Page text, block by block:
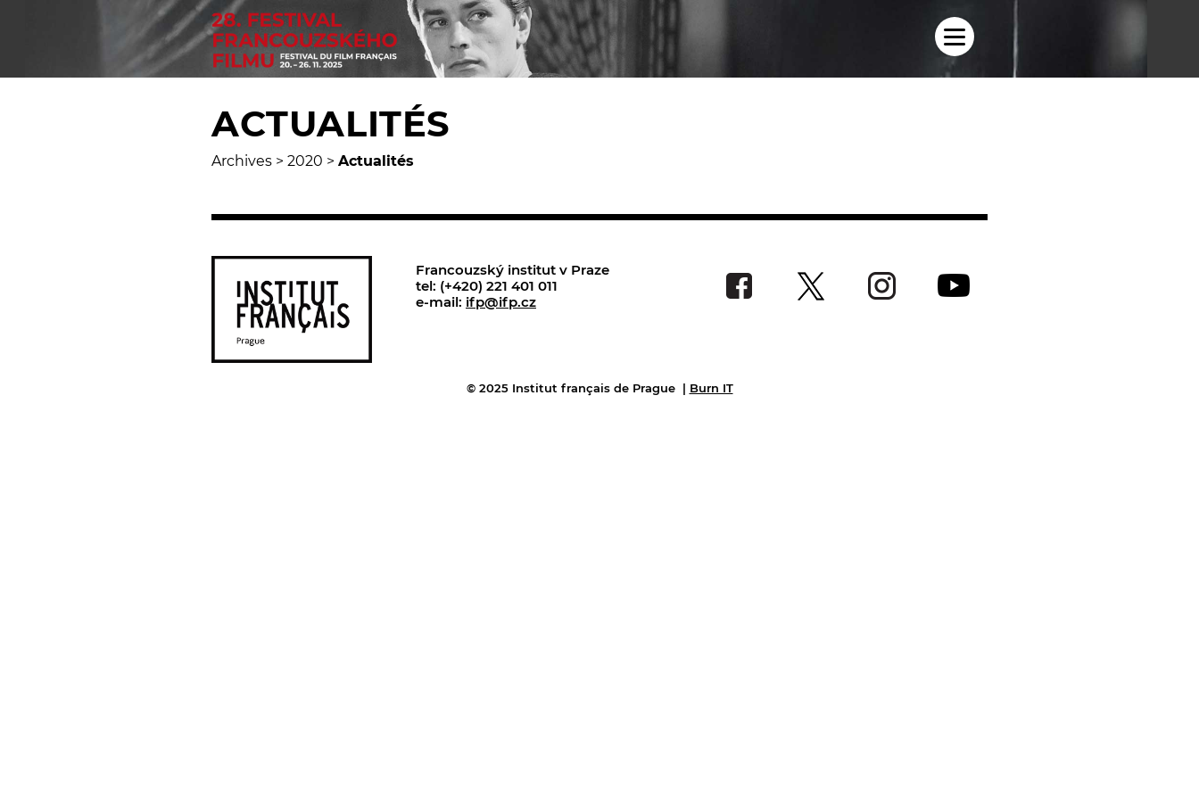
ACTUALITÉS
Archives > 2020 > Actualités
Francouzský institut v Praze
tel: (+420) 221 401 011
e-mail: ifp@ifp.cz
© 2025 Institut français de Prague | Burn IT